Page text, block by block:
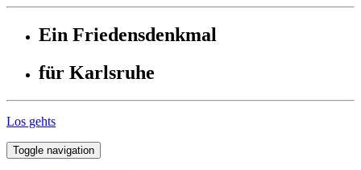
Ein Friedensdenkmal
für Karlsruhe
Los gehts
Toggle navigation